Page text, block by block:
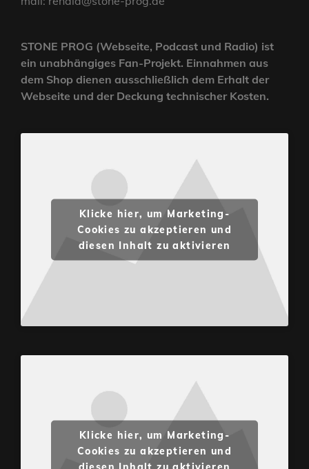
STONE PROG (Webseite, Podcast und Radio) ist
ein unabhängiges Fan-Projekt. Einnahmen aus
dem Shop dienen ausschließlich dem Erhalt der
Webseite und der Deckung technischer Kosten.
Klicke hier, um Marketing-
Cookies zu akzeptieren und
diesen Inhalt zu aktivieren
Klicke hier, um Marketing-
Cookies zu akzeptieren und